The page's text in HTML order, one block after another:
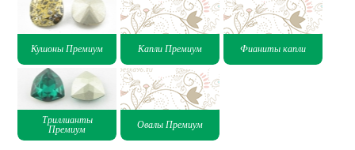
Кушоны Премиум Капли Премиум Фианиты капли
Триллианты
Премиум
Овалы Премиум